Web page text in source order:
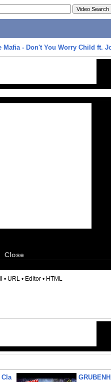
Mafia - Don't You Worry Child ft.
Close
• URL • Editor • HTML